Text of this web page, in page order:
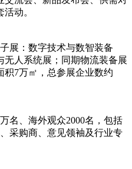
动。
展：数字技术与数智装备
无人系统展；同期物流装备展
积7万㎡，总参展企业数约
名、海外观众2000名，包括
采购商、意见领袖及行业专